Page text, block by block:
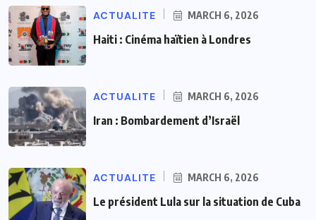
ACTUALITE MARCH 6, 2026
Haiti : Cinéma haïtien à Londres
ACTUALITE MARCH 6, 2026
Iran : Bombardement d’Israël
ACTUALITE MARCH 6, 2026
Le président Lula sur la situation de Cuba